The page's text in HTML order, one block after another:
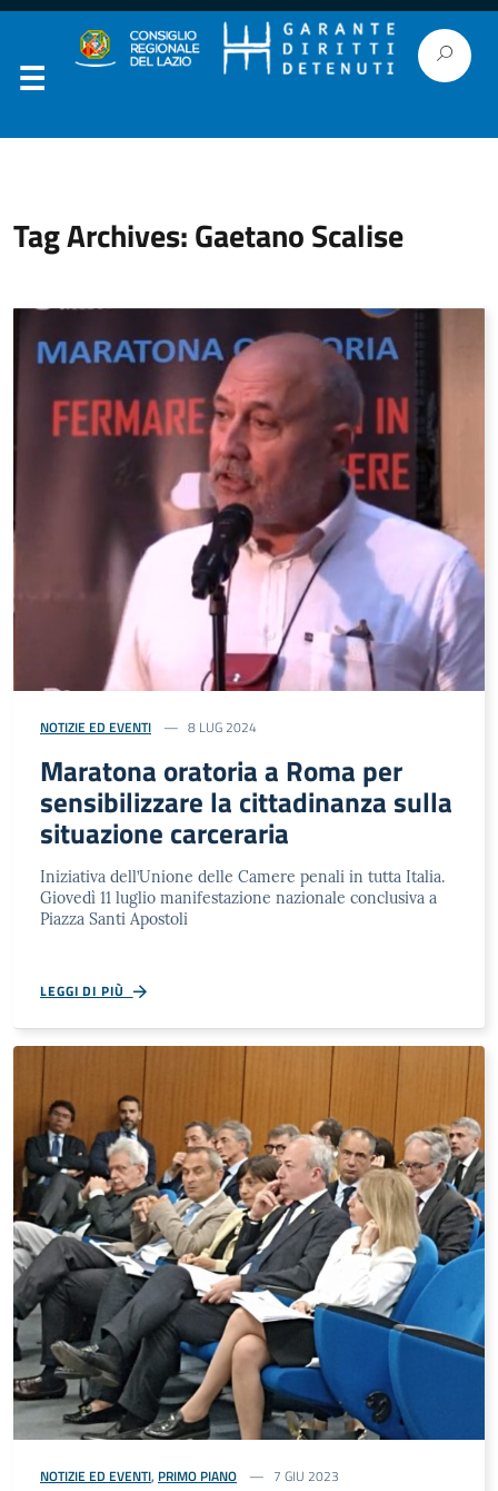
Tag Archives: Gaetano Scalise
NOTIZIE ED EVENTI 8 LUG 2024
Maratona oratoria a Roma per
sensibilizzare la cittadinanza sulla
situazione carceraria
Iniziativa dell’Unione delle Camere penali in tutta Italia.
Giovedì 11 luglio manifestazione nazionale conclusiva a
Piazza Santi Apostoli
LEGGI DI PIÙ
NOTIZIE ED EVENTI, PRIMO PIANO 7 GIU 2023